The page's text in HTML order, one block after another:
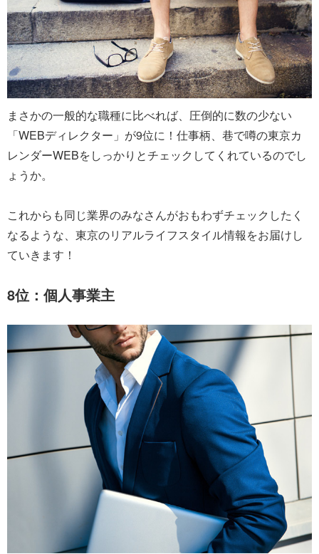
まさかの一般的な職種に比べれば、圧倒的に数の少ない
「WEBディレクター」が9位に！仕事柄、巷で噂の東京カ
レンダーWEBをしっかりとチェックしてくれているのでし
ょうか。
これからも同じ業界のみなさんがおもわずチェックしたく
なるような、東京のリアルライフスタイル情報をお届けし
ていきます！
8位：個人事業主